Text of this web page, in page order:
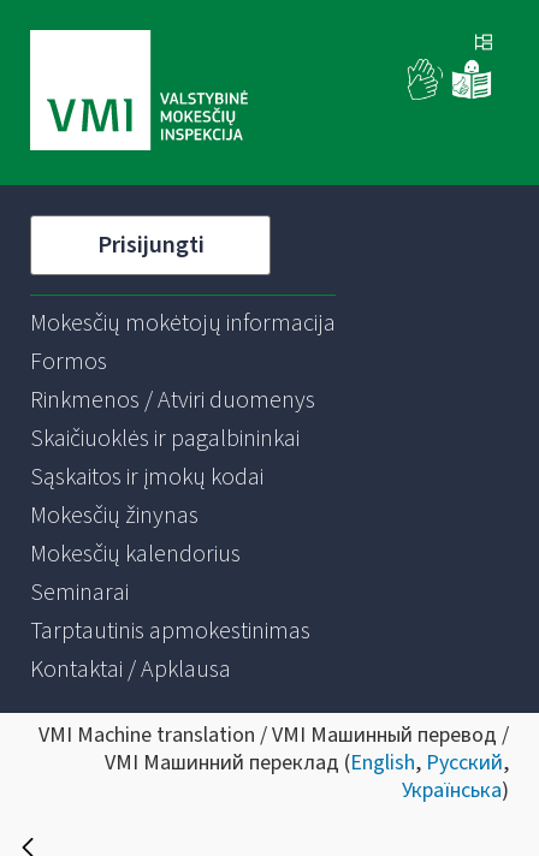
Prisijungti
Mokesčių mokėtojų informacija
Formos
Rinkmenos / Atviri duomenys
Skaičiuoklės ir pagalbininkai
Sąskaitos ir įmokų kodai
Mokesčių žinynas
Mokesčių kalendorius
Seminarai
Tarptautinis apmokestinimas
Kontaktai / Apklausa
VMI Machine translation / VMI Машинный перевод /
VMI Машинний переклад (English, Русский,
Українська)